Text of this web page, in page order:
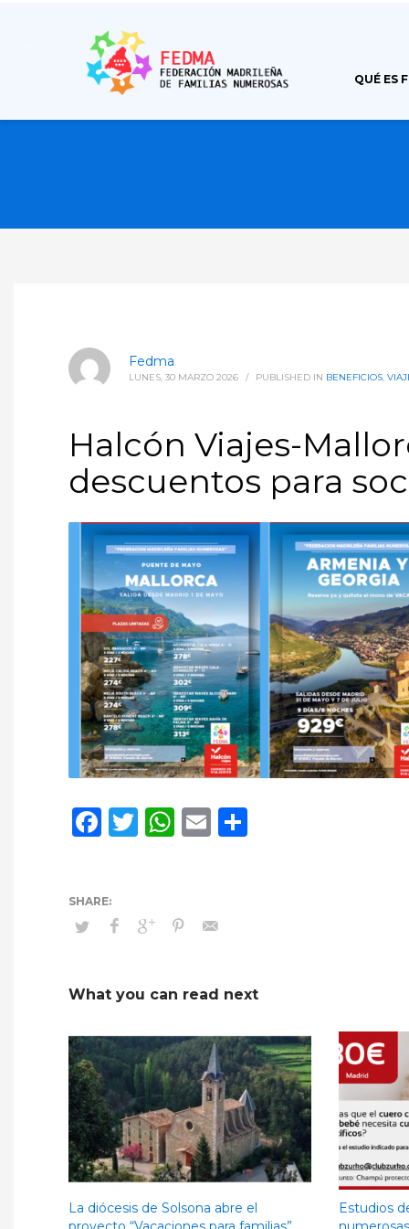
QUÉ ES
Fedma
LUNES, 30 MARZO 2026 / PUBLISHED IN BENEFICIOS,
Halcón Viajes-
descuentos para
Facebook
Twitter
WhatsApp
Email
What you can read next
La diócesis de Solsona abre el
Estudios